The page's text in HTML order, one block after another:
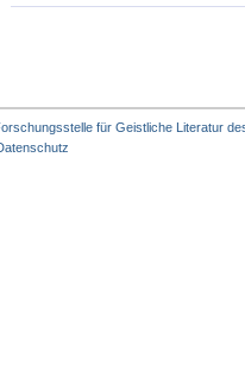
für Geistliche Literatur